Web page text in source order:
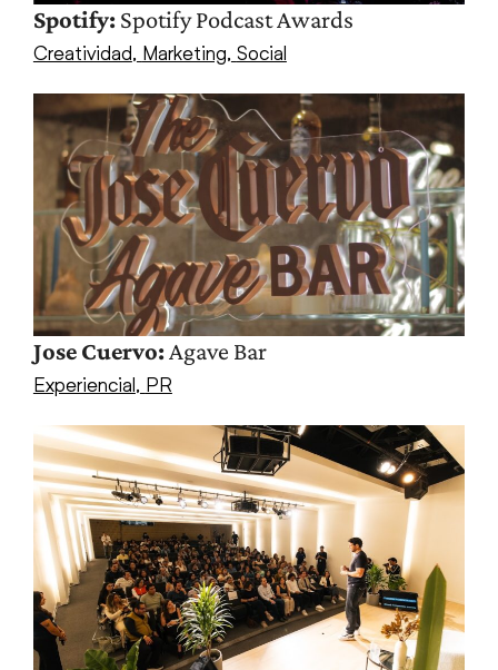
Spotify:Spotify Podcast Awards
Creatividad, Marketing, Social
Jose Cuervo:Agave Bar
Experiencial, PR